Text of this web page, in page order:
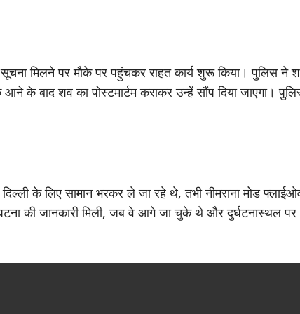
मिलने पर मौके पर पहुंचकर राहत कार्य शुरू किया। पुलिस ने
के बाद शव का पोस्टमार्टम कराकर उन्हें सौंप दिया जाएगा।
के लिए सामान भरकर ले जा रहे थे, तभी नीमराना मोड
की जानकारी मिली, जब वे आगे जा चुके थे और दुर्घटनास्थल पर